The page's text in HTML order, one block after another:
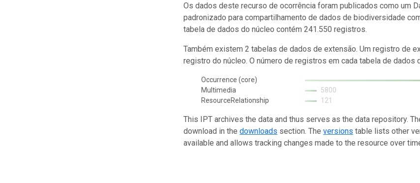
Os dados deste recurso de ocorrência foram publicados como um
padronizado para compartilhamento de dados de biodiversidade
tabela de dados do núcleo contém 241.550 registros.
Também existem 2 tabelas de dados de extensão. Um registro de
registro do núcleo. O número de registros em cada tabela de dados
Occurrence (core)
Multimedia
5800
ResourceRelationship
121
This IPT archives the data and thus serves as the data repository.
download in thedownloads section. Theversions table lists other
available and allows tracking changes made to the resource over